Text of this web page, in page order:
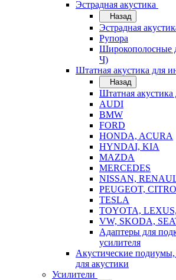
Эстрадная акустика
Назад
Эстрадная
Рупора
Широкополосные
Ч)
Штатная акустика для
Назад
Штатная
AUDI
BMW
FORD
HONDA, ACURA
HYNDAI, KIA
MAZDA
MERCEDES
NISSAN,
PEUGEOT,
TESLA
TOYOTA,
VW, SKODA,
Адаптеры для
усилителя
Акустические
для акустики
Усилители